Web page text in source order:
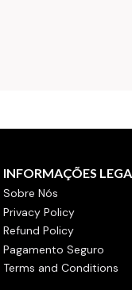
INFORMAÇÕES
Sobre Nós
Privacy Policy
Refund Policy
Pagamento Seguro
Terms and Conditions